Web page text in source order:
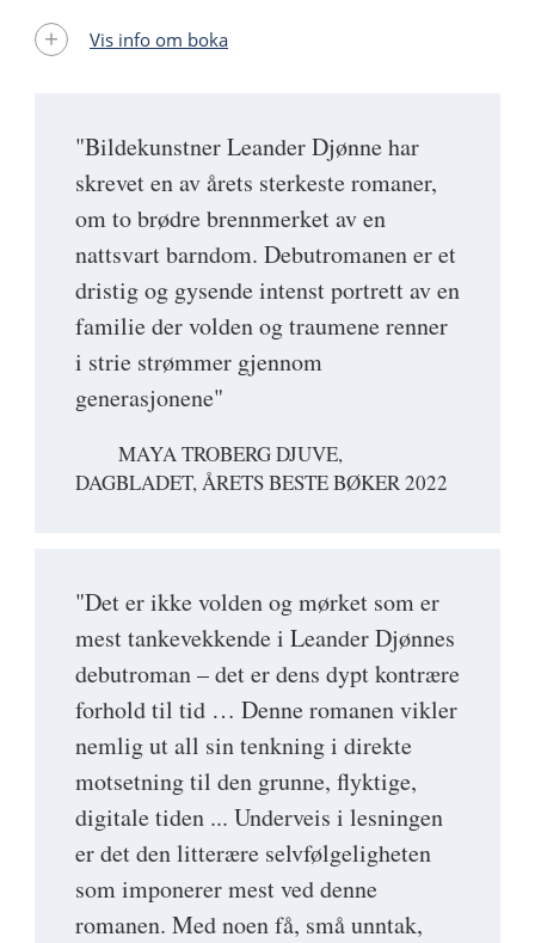
"Bildekunstner Leander Djønne har
skrevet en av årets sterkeste romaner,
om to brødre brennmerket av en
nattsvart barndom. Debutromanen er et
dristig og gysende intenst portrett av en
familie der volden og traumene renner
i strie strømmer gjennom
generasjonene"
MAYA TROBERG DJUVE,
DAGBLADET, ÅRETS BESTE BØKER 2022
"Det er ikke volden og mørket som er
mest tankevekkende i Leander Djønnes
debutroman – det er dens dypt kontrære
forhold til tid … Denne romanen vikler
nemlig ut all sin tenkning i direkte
motsetning til den grunne, flyktige,
digitale tiden ... Underveis i lesningen
er det den litterære selvfølgeligheten
som imponerer mest ved denne
romanen. Med noen få, små unntak,
Vis info om boka